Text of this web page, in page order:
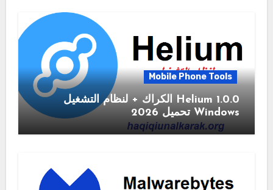
Mobile Phone Tools
1.0.0 Helium الكراك + لنظام التشغيل
Windows تحميل 2026